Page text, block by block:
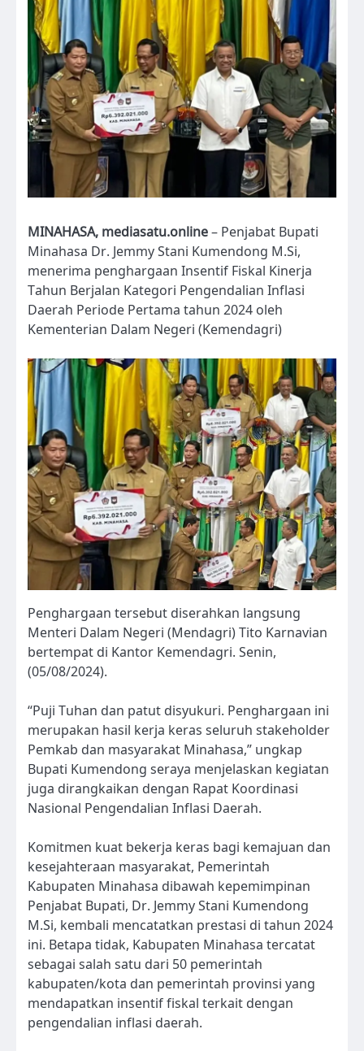
MINAHASA, mediasatu.online– Penjabat Bupati
Minahasa Dr. Jemmy Stani Kumendong M.Si,
menerima penghargaan Insentif Fiskal Kinerja
Tahun Berjalan Kategori Pengendalian Inflasi
Daerah Periode Pertama tahun 2024 oleh
Kementerian Dalam Negeri (Kemendagri)
Penghargaan tersebut diserahkan langsung
Menteri Dalam Negeri (Mendagri) Tito Karnavian
bertempat di Kantor Kemendagri. Senin,
(05/08/2024).
“Puji Tuhan dan patut disyukuri. Penghargaan ini
merupakan hasil kerja keras seluruh stakeholder
Pemkab dan masyarakat Minahasa,” ungkap
Bupati Kumendong seraya menjelaskan kegiatan
juga dirangkaikan dengan Rapat Koordinasi
Nasional Pengendalian Inflasi Daerah.
Komitmen kuat bekerja keras bagi kemajuan dan
kesejahteraan masyarakat, Pemerintah
Kabupaten Minahasa dibawah kepemimpinan
Penjabat Bupati, Dr. Jemmy Stani Kumendong
M.Si, kembali mencatatkan prestasi di tahun 2024
ini. Betapa tidak, Kabupaten Minahasa tercatat
sebagai salah satu dari 50 pemerintah
kabupaten/kota dan pemerintah provinsi yang
mendapatkan insentif fiskal terkait dengan
pengendalian inflasi daerah.